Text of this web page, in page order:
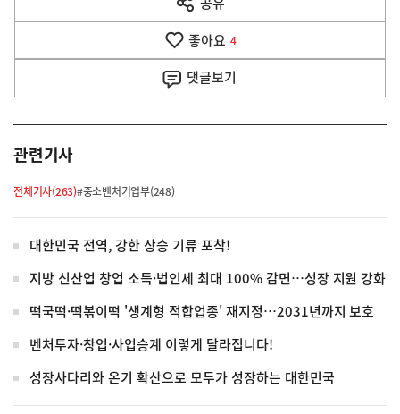
음
열
기
좋아요 4
댓글보기
관련기사
전체기사(263)#중소벤처기업부(248)
대한민국 전역, 강한 상승 기류 포착!
지방 신산업 창업 소득·법인세 최대 100% 감면…성장 지원 강화
떡국떡·떡볶이떡 '생계형 적합업종' 재지정…2031년까지 보호
벤처투자·창업·사업승계 이렇게 달라집니다!
성장사다리와 온기 확산으로 모두가 성장하는 대한민국